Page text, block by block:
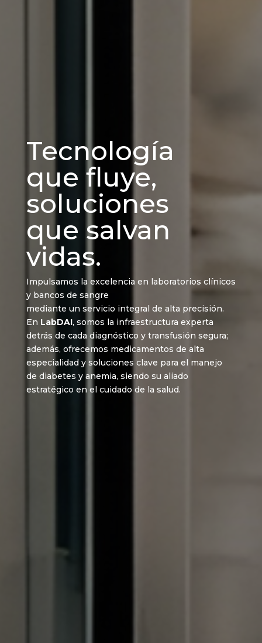
Tecnología
que fluye,
soluciones
que salvan
vidas.
Impulsamos la excelencia en laboratorios clínicos
y bancos de sangre
mediante un servicio integral de alta precisión.
En LabDAI, somos la infraestructura experta
detrás de cada diagnóstico y transfusión segura;
además, ofrecemos medicamentos de alta
especialidad y soluciones clave para el manejo
de diabetes y anemia, siendo su aliado
estratégico en el cuidado de la salud.